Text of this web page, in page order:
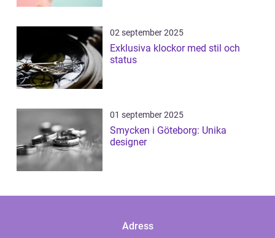
02 september 2025
Exklusiva klockor med stil och
status
01 september 2025
Smycken i Göteborg: Unika
designer
Adress